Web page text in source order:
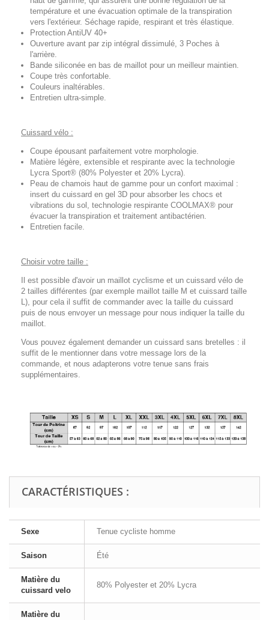
température et une évacuation optimale de la transpiration
vers l'extérieur. Séchage rapide, respirant et très élastique.
Protection AntiUV 40+
Ouverture avant par zip intégral dissimulé, 3 Poches à
l'arrière.
Bande siliconée en bas de maillot pour un meilleur maintien.
Coupe très confortable.
Couleurs inaltérables.
Entretien ultra-simple.
Cuissard vélo :
Coupe épousant parfaitement votre morphologie.
Matière légère, extensible et respirante avec la technologie
Lycra Sport® (80% Polyester et 20% Lycra).
Peau de chamois haut de gamme pour un confort maximal :
insert du cuissard en gel 3D pour absorber les chocs et
vibrations du sol, technologie respirante COOLMAX® pour
évacuer la transpiration et traitement antibactérien.
Entretien facile.
Choisir votre taille :
Il est possible d'avoir un maillot cyclisme et un cuissard vélo de
2 tailles différentes (par exemple maillot taille M et cuissard taille
L), pour cela il suffit de commander avec la taille du cuissard
puis de nous envoyer un message pour nous indiquer la taille du
maillot.
Vous pouvez également demander un cuissard sans bretelles : il
suffit de le mentionner dans votre message lors de la
commande, et nous adapterons votre tenue sans frais
supplémentaires.
CARACTÉRISTIQUES :
Sexe Tenue cycliste homme
Saison Été
Matière du
cuissard velo
80% Polyester et 20% Lycra
Matière du